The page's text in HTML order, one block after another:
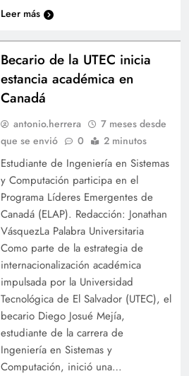
Leer más
Becario de la UTEC inicia
estancia académica en
Canadá
antonio.herrera
7 meses desde
que se envió
0 2 minutos
Estudiante de Ingeniería en Sistemas
y Computación participa en el
Programa Líderes Emergentes de
Canadá (ELAP). Redacción: Jonathan
VásquezLa Palabra Universitaria
Como parte de la estrategia de
internacionalización académica
impulsada por la Universidad
Tecnológica de El Salvador (UTEC), el
becario Diego Josué Mejía,
estudiante de la carrera de
Ingeniería en Sistemas y
Computación, inició una…